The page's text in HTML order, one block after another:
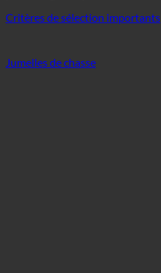
Critères de sélection importants
Jumelles de chasse